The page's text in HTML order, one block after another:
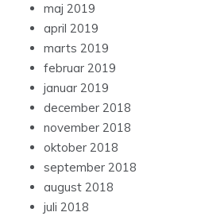
maj 2019
april 2019
marts 2019
februar 2019
januar 2019
december 2018
november 2018
oktober 2018
september 2018
august 2018
juli 2018